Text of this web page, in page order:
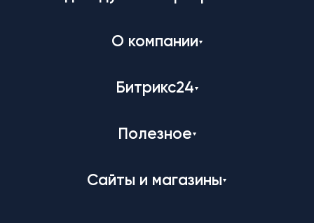
О компании
Битрикс24
Полезное
Сайты и магазины